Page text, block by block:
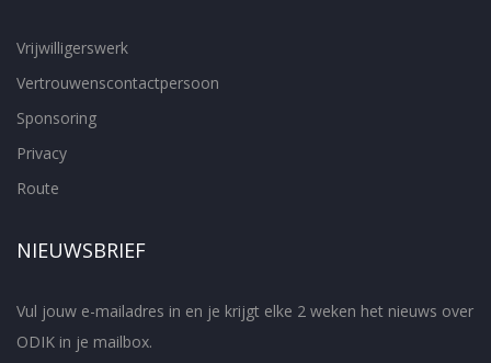
Vrijwilligerswerk
Vertrouwenscontactpersoon
Sponsoring
Privacy
Route
NIEUWSBRIEF
Vul jouw e-mailadres in en je krijgt elke 2 weken het nieuws over
ODIK in je mailbox.